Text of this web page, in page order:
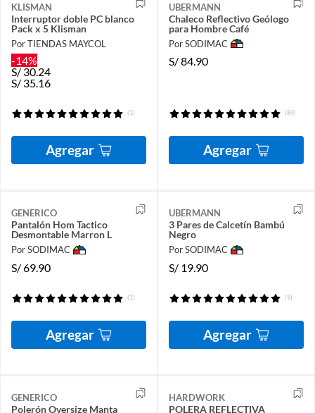
KLISMAN
Interruptor doble PC blanco
Pack x 5 Klisman
Por TIENDAS MAYCOL
-14%
S/30.24
S/ 35.16
(1)
Agregar
UBERMANN
Chaleco Reflectivo Geólogo
para Hombre Café
Por SODIMAC
S/84.90
(84)
Agregar
GENERICO
Pantalón Hom Tactico
Desmontable Marron L
Por SODIMAC
S/69.90
(1)
Agregar
UBERMANN
3 Pares de Calcetín Bambú
Negro
Por SODIMAC
S/ 19.90
(9)
Agregar
GENERICO
Polerón Oversize Manta
HARDWORK
POLERA REFLECTIVA